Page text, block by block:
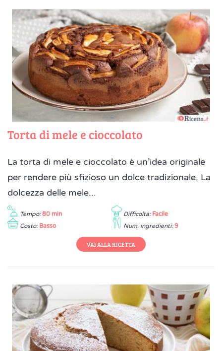
Torta di mele e cioccolato
La torta di mele e cioccolato è un’idea originale
per rendere più sfizioso un dolce tradizionale. La
dolcezza delle mele...
Tempo: 80 min Difficoltà: Facile
Costo: Basso Num. ingredienti: 9
VAI ALLA RICETTA